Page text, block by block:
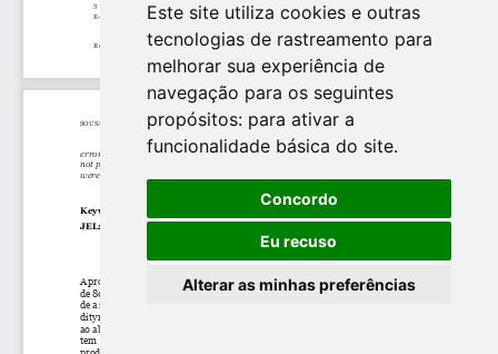
Este site utiliza cookies e outras
tecnologias de rastreamento para
melhorar sua experiência de
navegação para os seguintes
propósitos: para ativar a
funcionalidade básica do site.
Concordo
Eu recuso
Alterar as minhas preferências